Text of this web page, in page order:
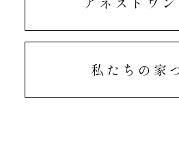
私たちの家